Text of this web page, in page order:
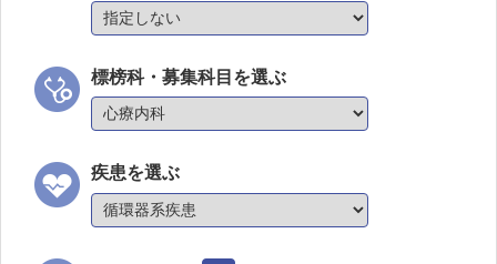
標榜科・募集科目を選ぶ
疾患を選ぶ